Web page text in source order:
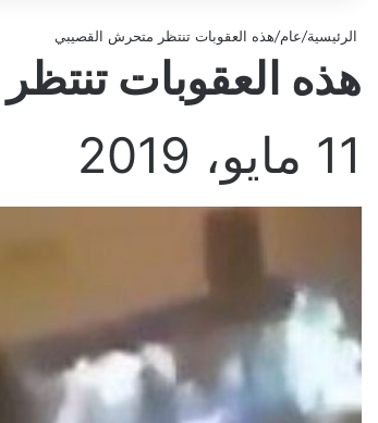
الرئيسية/عام/هذه العقوبات تنتظر متحرش القصيبي
هذه العقوبات
11 مايو، 2019